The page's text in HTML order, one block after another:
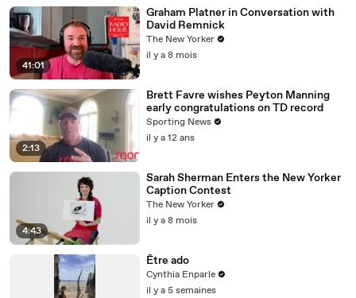
41:01
Graham Platner in Conversation with
David Remnick
The New Yorker
il y a 8 mois
2:13
Brett Favre wishes Peyton Manning
early congratulations on TD record
Sporting News
il y a 12 ans
4:43
Sarah Sherman Enters the New Yorker
Caption Contest
The New Yorker
il y a 8 mois
Être ado
Cynthia Enparle
il y a 5 semaines